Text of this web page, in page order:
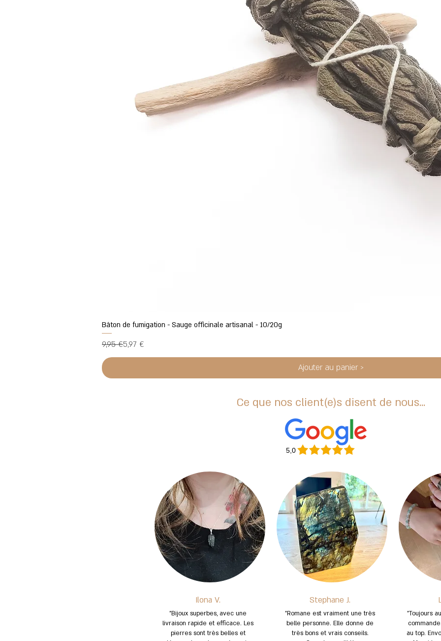
Bâton de fumigation - Sauge officinale artisanal - 10/20g
Prix original
9,95 €
Prix promotionnel
5,97 €
Ajouter au panier >
Ce que nos client(e)s disent de nous...
5,0
Ilona V.
"Bijoux superbes, avec une
livraison rapide et efficace. Les
pierres sont très belles et
Stephane J.
"Romane est vraiment une très
belle personne. Elle donne de
très bons et vrais conseils.
"Toujours
au top.